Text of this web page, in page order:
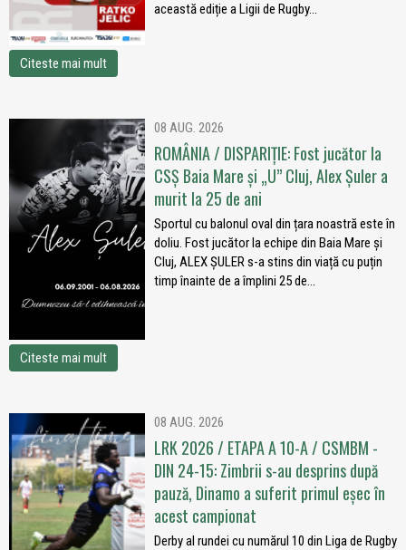
această ediție a Ligii de Rugby...
Citeste mai mult
08 AUG. 2026
ROMÂNIA / DISPARIȚIE: Fost jucător la
CSȘ Baia Mare și „U” Cluj, Alex Șuler a
murit la 25 de ani
Sportul cu balonul oval din țara noastră este în
doliu. Fost jucător la echipe din Baia Mare și
Cluj, ALEX ȘULER s-a stins din viață cu puțin
timp înainte de a împlini 25 de...
Citeste mai mult
08 AUG. 2026
LRK 2026 / ETAPA A 10-A / CSMBM -
DIN 24-15: Zimbrii s-au desprins după
pauză, Dinamo a suferit primul eșec în
acest campionat
Derby al rundei cu numărul 10 din Liga de Rugby